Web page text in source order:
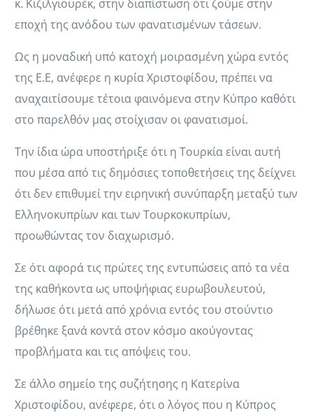
κ. Κιζιλγιουρέκ, στην διαπίστωση ότι ζούμε στην
εποχή της ανόδου των φανατισμένων τάσεων.
Ως η μοναδική υπό κατοχή μοιρασμένη χώρα εντός
της Ε.Ε, ανέφερε η κυρία Χριστοφίδου, πρέπει να
αναχαιτίσουμε τέτοια φαινόμενα στην Κύπρο καθότι
στο παρελθόν μας στοίχισαν οι φανατισμοί.
Την ίδια ώρα υποστήριξε ότι η Τουρκία είναι αυτή
που μέσα από τις δημόσιες τοποθετήσεις της δείχνει
ότι δεν επιθυμεί την ειρηνική συνύπαρξη μεταξύ των
Ελληνοκυπρίων και των Τουρκοκυπρίων,
προωθώντας τον διαχωρισμό.
Σε ότι αφορά τις πρώτες της εντυπώσεις από τα νέα
της καθήκοντα ως υποψήφιας ευρωβουλευτού,
δήλωσε ότι μετά από χρόνια εντός του στούντιο
βρέθηκε ξανά κοντά στον κόσμο ακούγοντας
προβλήματα και τις απόψεις του.
Σε άλλο σημείο της συζήτησης η Κατερίνα
Χριστοφίδου, ανέφερε, ότι ο λόγος που η Κύπρος